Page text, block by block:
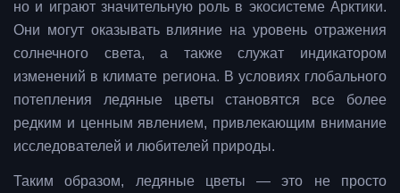
но и играют значительную роль в экосистеме Арктики.
Они могут оказывать влияние на уровень отражения
солнечного света, а также служат индикатором
изменений в климате региона. В условиях глобального
потепления ледяные цветы становятся все более
редким и ценным явлением, привлекающим внимание
исследователей и любителей природы.
Таким образом, ледяные цветы — это не просто